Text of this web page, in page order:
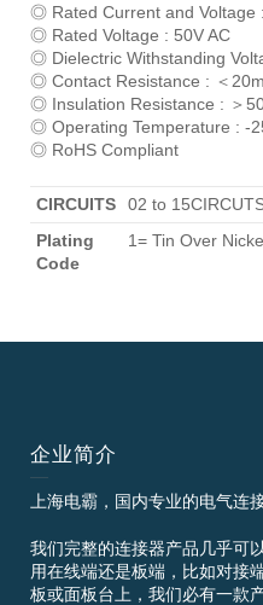
◎ Rated Current and Voltage
◎ Rated Voltage : 50V AC
◎ Dielectric Withstanding
◎ Contact Resistance : ＜
◎ Insulation Resistance : ＞
◎ Operating Temperature :
◎ RoHS Compliant
CIRCUITS
02 to
Plating
Code
1= Tin Over
企业简介
上海电霸，国内专业的电气连
我们完整的连接器产品几乎可
用在线端还是板端，比如对接
板或面板台上，我们必有一款